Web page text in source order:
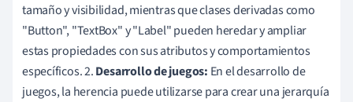
tamaño y visibilidad, mientras que clases derivadas como
"Button", "TextBox" y "Label" pueden heredar y ampliar
estas propiedades con sus atributos y comportamientos
específicos. 2.Desarrollo de juegos: En el desarrollo de
juegos, la herencia puede utilizarse para crear una jerarquía